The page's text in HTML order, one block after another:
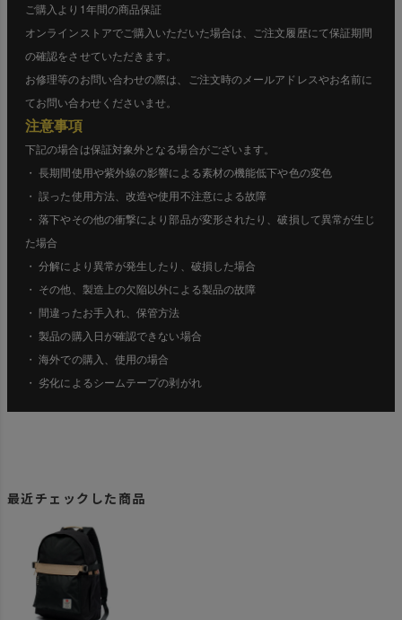
ご購入より1年間の商品保証
オンラインストアでご購入いただいた場合は、ご注文履歴にて保証期間
の確認をさせていただきます。
お修理等のお問い合わせの際は、ご注文時のメールアドレスやお名前に
てお問い合わせくださいませ。
注意事項
下記の場合は保証対象外となる場合がございます。
・ 長期間使用や紫外線の影響による素材の機能低下や色の変色
・ 誤った使用方法、改造や使用不注意による故障
・ 落下やその他の衝撃により部品が変形されたり、破損して異常が生じ
た場合
・ 分解により異常が発生したり、破損した場合
・ その他、製造上の欠陥以外による製品の故障
・ 間違ったお手入れ、保管方法
・ 製品の購入日が確認できない場合
・ 海外での購入、使用の場合
・ 劣化によるシームテープの剥がれ
最近チェックした商品